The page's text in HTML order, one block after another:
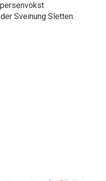
Sveinung Sletten.